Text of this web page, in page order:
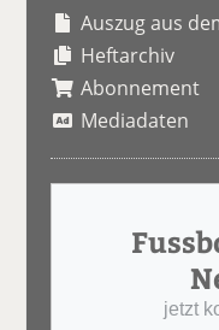
Auszug aus
Heftarchiv
Abonnement
Mediadaten
jetzt